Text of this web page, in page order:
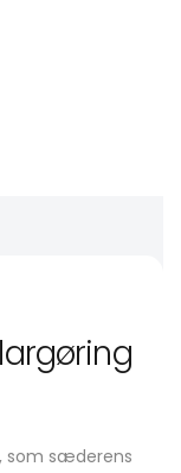
som sæderens